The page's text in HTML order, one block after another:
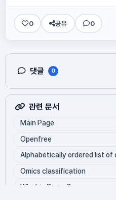
0 공유 0
댓글 0
관련 문서
Main Page
Openfree
Alphabetically ordered list of
Omics classification
What is Oming?